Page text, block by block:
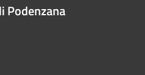
Podenzana